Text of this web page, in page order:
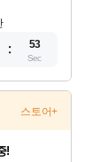
52
Sec
스토어+
!